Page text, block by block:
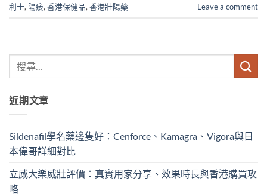
利士, 陽痿, 香港保健品, 香港壯陽藥 Leave a comment
近期文章
Sildenafil學名藥邊隻好：Cenforce、Kamagra、Vigora與日
本偉哥詳細對比
立威大樂威壯評價：真實用家分享、效果時長與香港購買攻
略